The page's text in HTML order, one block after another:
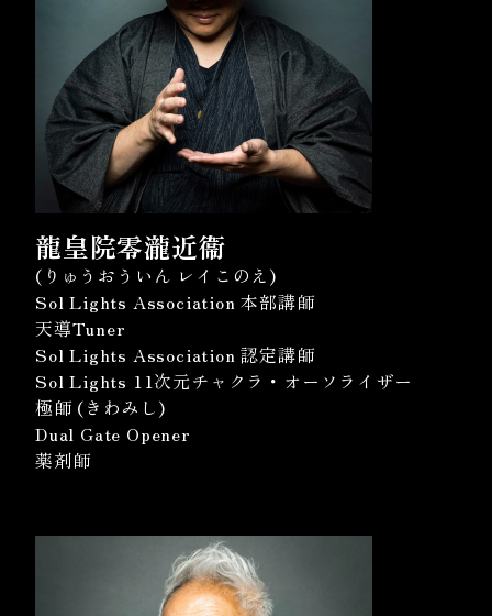
龍皇院零瀧近衞
(りゅうおういん レイこのえ)
Sol Lights Association 本部講師
天導Tuner
Sol Lights Association 認定講師
Sol Lights 11次元チャクラ・オーソライザー
極師 (きわみし)
Dual Gate Opener
薬剤師